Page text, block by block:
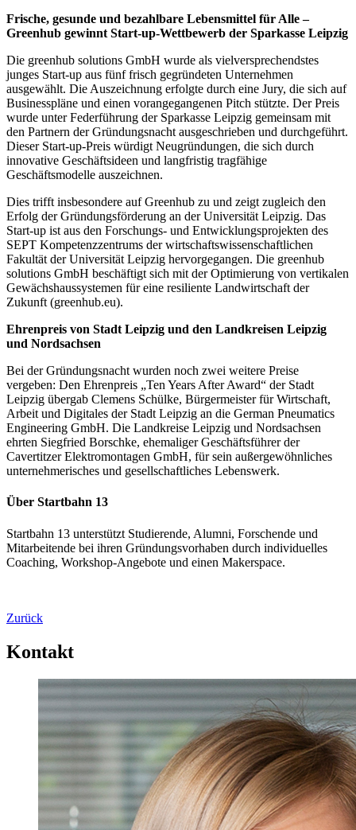
Frische, gesunde und bezahlbare Lebensmittel für Alle –
Greenhub gewinnt Start-up-Wettbewerb der Sparkasse Leipzig
Die greenhub solutions GmbH wurde als vielversprechendstes
junges Start-up aus fünf frisch gegründeten Unternehmen
ausgewählt. Die Auszeichnung erfolgte durch eine Jury, die sich auf
Businesspläne und einen vorangegangenen Pitch stützte. Der Preis
wurde unter Federführung der Sparkasse Leipzig gemeinsam mit
den Partnern der Gründungsnacht ausgeschrieben und durchgeführt.
Dieser Start-up-Preis würdigt Neugründungen, die sich durch
innovative Geschäftsideen und langfristig tragfähige
Geschäftsmodelle auszeichnen.
Dies trifft insbesondere auf Greenhub zu und zeigt zugleich den
Erfolg der Gründungsförderung an der Universität Leipzig. Das
Start-up ist aus den Forschungs- und Entwicklungsprojekten des
SEPT Kompetenzzentrums der wirtschaftswissenschaftlichen
Fakultät der Universität Leipzig hervorgegangen. Die greenhub
solutions GmbH beschäftigt sich mit der Optimierung von vertikalen
Gewächshaussystemen für eine resiliente Landwirtschaft der
Zukunft (greenhub.eu).
Ehrenpreis von Stadt Leipzig und den Landkreisen Leipzig
und Nordsachsen
Bei der Gründungsnacht wurden noch zwei weitere Preise
vergeben: Den Ehrenpreis „Ten Years After Award“ der Stadt
Leipzig übergab Clemens Schülke, Bürgermeister für Wirtschaft,
Arbeit und Digitales der Stadt Leipzig an die German Pneumatics
Engineering GmbH. Die Landkreise Leipzig und Nordsachsen
ehrten Siegfried Borschke, ehemaliger Geschäftsführer der
Cavertitzer Elektromontagen GmbH, für sein außergewöhnliches
unternehmerisches und gesellschaftliches Lebenswerk.
Über Startbahn 13
Startbahn 13 unterstützt Studierende, Alumni, Forschende und
Mitarbeitende bei ihren Gründungsvorhaben durch individuelles
Coaching, Workshop-Angebote und einen Makerspace.
Zurück
Kontakt